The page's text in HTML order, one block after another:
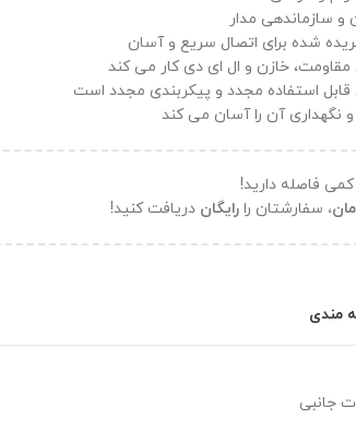
شده برای اتصال سریع و آسان
مقاومت، خازن و ال ای دی کار می کند
قابل استفاده مجدد و پیکربندی مجدد است
آن را آسان می کند
فاصله دارید!
سفارشتان را رایگان دریافت کنید!
مندی
جانبی